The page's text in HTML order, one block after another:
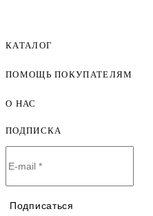
КАТАЛОГ
Женская одежда оптом
ПОМОЩЬ ПОКУПАТЕЛЯМ
Оплата и доставка
Договор-оферта
Условия сотрудничества
О НАС
Lookbook
ПОДПИСКА
Подписаться